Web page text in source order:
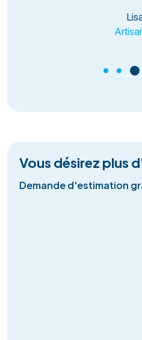
Vous désirez plus
Demande d'estimation